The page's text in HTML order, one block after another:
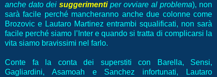
anche dato dei suggerimentiper ovviare al problema), non
sarà facile perché mancheranno anche due colonne come
Brozovic e Lautaro Martinez entrambi squalificati, non sarà
facile perché siamo l’Inter e quando si tratta di complicarsi la
vita siamo bravissimi nel farlo.
Conte fa la conta dei superstiti con Barella, Sensi,
Gagliardini, Asamoah e Sanchez infortunati, Lautaro